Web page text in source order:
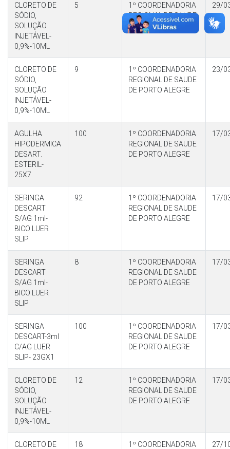
CLORETO DE
SÓDIO,
SOLUÇÃO
INJETÁVEL-
0,9%-10ML
5
1º COORDENADORIA
REGIONAL DE SAUDE
DE PORTO ALEGRE
29/
CLORETO DE
SÓDIO,
SOLUÇÃO
INJETÁVEL-
0,9%-10ML
9
1º COORDENADORIA
REGIONAL DE SAUDE
DE PORTO ALEGRE
23/
AGULHA
HIPODERMICA
DESART.
ESTERIL-
25X7
100
1º COORDENADORIA
REGIONAL DE SAUDE
DE PORTO ALEGRE
17/
SERINGA
DESCART
S/AG 1ml-
BICO LUER
SLIP
92
1º COORDENADORIA
REGIONAL DE SAUDE
DE PORTO ALEGRE
17/
SERINGA
DESCART
S/AG 1ml-
BICO LUER
SLIP
8
1º COORDENADORIA
REGIONAL DE SAUDE
DE PORTO ALEGRE
17/
SERINGA
DESCART-3ml
C/AG LUER
SLIP- 23GX1
100
1º COORDENADORIA
REGIONAL DE SAUDE
DE PORTO ALEGRE
17/
CLORETO DE
SÓDIO,
SOLUÇÃO
INJETÁVEL-
0,9%-10ML
12
1º COORDENADORIA
REGIONAL DE SAUDE
DE PORTO ALEGRE
17/
CLORETO DE
18
1º COORDENADORIA
27/